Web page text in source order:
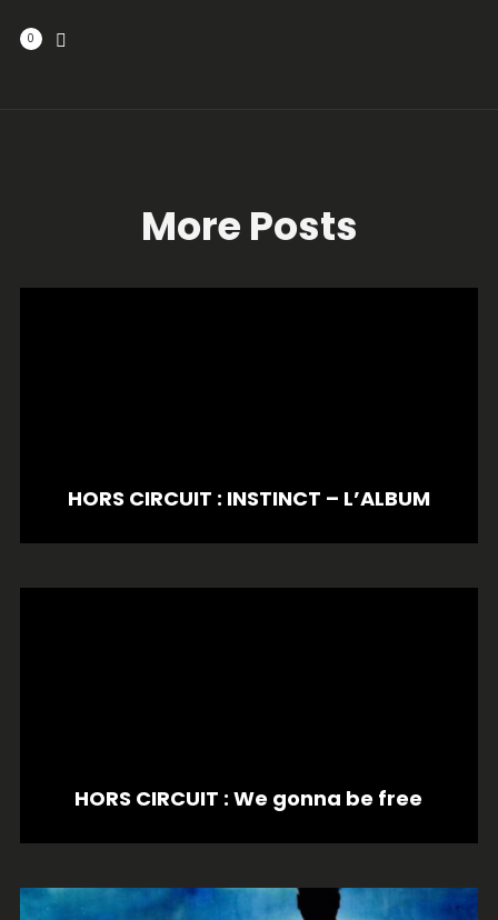
0
More Posts
HORS CIRCUIT : INSTINCT – L’ALBUM
HORS CIRCUIT : We gonna be free